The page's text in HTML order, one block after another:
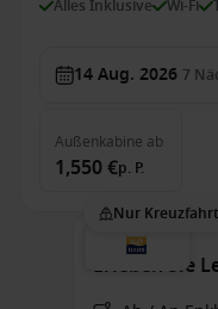
Alles Inklusive Wi-Fi
14 Aug. 2026 7
Außenkabine ab
1,550 €p. P.
Nur Kreuzfahrt
Erleben Sie